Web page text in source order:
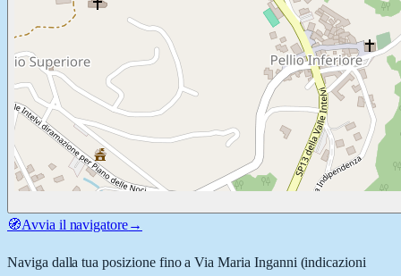
🧭Avvia il navigatore→
Naviga dalla tua posizione fino aVia Maria Inganni (indicazioni